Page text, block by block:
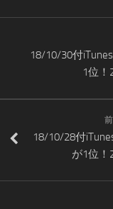
18/10/30付
1位！
18/10/28付
が1位！